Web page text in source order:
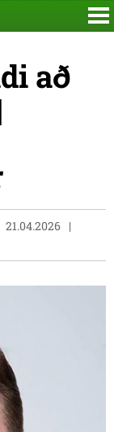
að
21.04.2026